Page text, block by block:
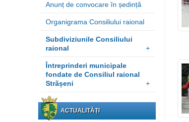
Anunț de convocare în ședință
Organigrama Consiliului raional
Subdiviziunile Consiliului
raional
+
Întreprinderi municipale
fondate de Consiliul raional
Strășeni
+
ACTUALITĂȚI